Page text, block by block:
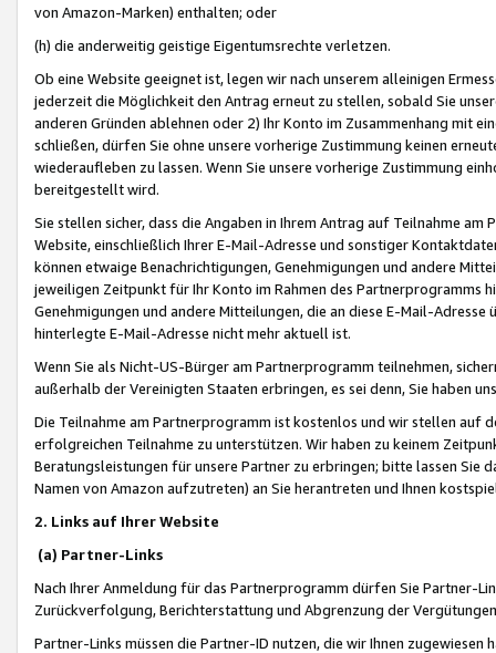
von Amazon-Marken) enthalten; oder
(h) die anderweitig geistige Eigentumsrechte verletzen.
Ob eine Website geeignet ist, legen wir nach unserem alleinigen
jederzeit die Möglichkeit den Antrag erneut zu stellen, sobald Sie
anderen Gründen ablehnen oder 2) Ihr Konto im Zusammenhang mit
schließen, dürfen Sie ohne unsere vorherige Zustimmung keinen
wiederaufleben zu lassen. Wenn Sie unsere vorherige Zustimmung
bereitgestellt wird.
Sie stellen sicher, dass die Angaben in Ihrem Antrag auf Teilnahme
Website, einschließlich Ihrer E-Mail-Adresse und sonstiger
können etwaige Benachrichtigungen, Genehmigungen und andere
jeweiligen Zeitpunkt für Ihr Konto im Rahmen des Partnerprogramms
Genehmigungen und andere Mitteilungen, die an diese E-Mail-
hinterlegte E-Mail-Adresse nicht mehr aktuell ist.
Wenn Sie als Nicht-US-Bürger am Partnerprogramm teilnehmen,
außerhalb der Vereinigten Staaten erbringen, es sei denn, Sie haben
Die Teilnahme am Partnerprogramm ist kostenlos und wir stellen auf
erfolgreichen Teilnahme zu unterstützen. Wir haben zu keinem
Beratungsleistungen für unsere Partner zu erbringen; bitte lassen Sie
Namen von Amazon aufzutreten) an Sie herantreten und Ihnen
2. Links auf Ihrer Website
(a) Partner-Links
Nach Ihrer Anmeldung für das Partnerprogramm dürfen Sie Partner-
Zurückverfolgung, Berichterstattung und Abgrenzung der
Partner-Links müssen die Partner-ID nutzen, die wir Ihnen zugewiesen